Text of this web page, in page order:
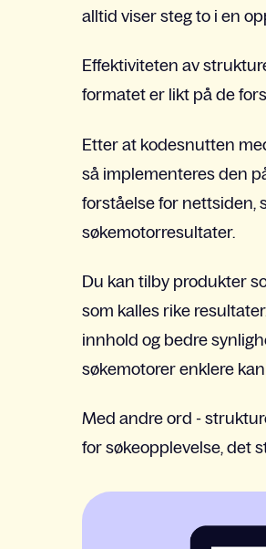
alltid viser steg to i en
Effektiviteten av
formatet er likt på de
Etter at kodesnutten
så implementeres den
forståelse for nettsiden,
søkemotorresultater.
Du kan tilby produkter
som kalles rike
innhold og bedre
søkemotorer enklere
Med andre ord -
for søkeopplevelse, det